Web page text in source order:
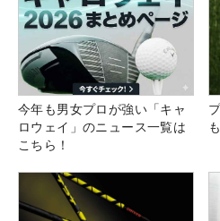
今年も男女プロが強い「キャ
ロウェイ」のニュース一覧は
こちら！